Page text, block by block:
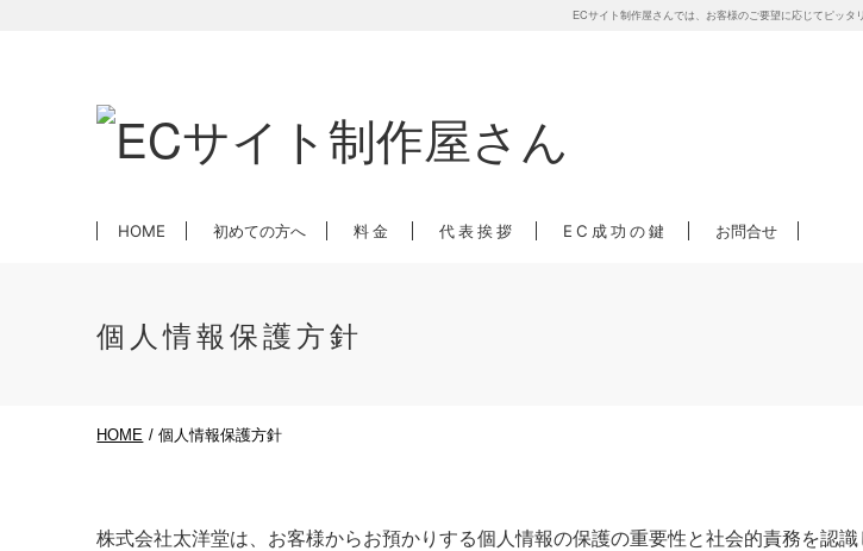
ECサイト制作屋さんでは、お客様のご要望に応じてピッタ
HOME 初めての方へ 料金 代表挨拶 EC成功の鍵 お問合せ
個人情報保護方針
HOME 個人情報保護方針
株式会社太洋堂は、お客様からお預かりする個人情報の保護の重要性と社会的責務を認